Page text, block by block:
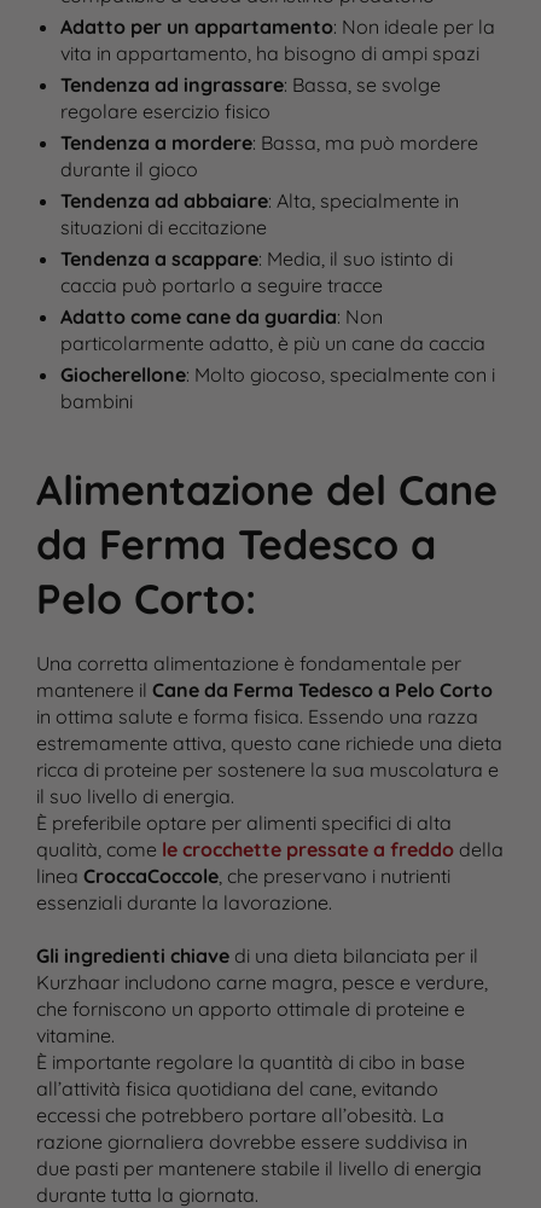
Adatto per un appartamento: Non ideale per la
vita in appartamento, ha bisogno di ampi spazi
Tendenza ad ingrassare: Bassa, se svolge
regolare esercizio fisico
Tendenza a mordere: Bassa, ma può mordere
durante il gioco
Tendenza ad abbaiare: Alta, specialmente in
situazioni di eccitazione
Tendenza a scappare: Media, il suo istinto di
caccia può portarlo a seguire tracce
Adatto come cane da guardia: Non
particolarmente adatto, è più un cane da caccia
Giocherellone: Molto giocoso, specialmente con i
bambini
Alimentazione del Cane
da Ferma Tedesco a
Pelo Corto:
Una corretta alimentazione è fondamentale per
mantenere il Cane da Ferma Tedesco a Pelo Corto
in ottima salute e forma fisica. Essendo una razza
estremamente attiva, questo cane richiede una dieta
ricca di proteine per sostenere la sua muscolatura e
il suo livello di energia.
È preferibile optare per alimenti specifici di alta
qualità, come le crocchette pressate a freddodella
linea CroccaCoccole, che preservano i nutrienti
essenziali durante la lavorazione.
Gli ingredienti chiavedi una dieta bilanciata per il
Kurzhaar includono carne magra, pesce e verdure,
che forniscono un apporto ottimale di proteine e
vitamine.
È importante regolare la quantità di cibo in base
all’attività fisica quotidiana del cane, evitando
eccessi che potrebbero portare all’obesità. La
razione giornaliera dovrebbe essere suddivisa in
due pasti per mantenere stabile il livello di energia
durante tutta la giornata.